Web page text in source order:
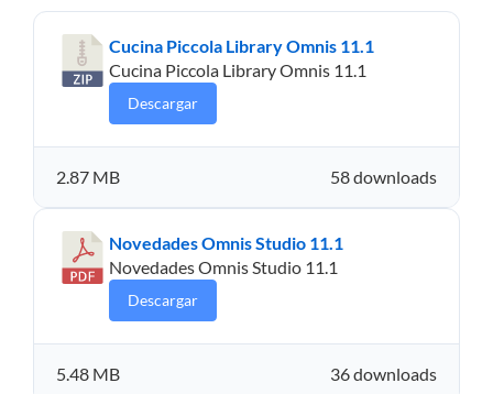
Cucina Piccola Library Omnis 11.1
Cucina Piccola Library Omnis 11.1
Descargar
58 downloads
2.87 MB
Novedades Omnis Studio 11.1
Novedades Omnis Studio 11.1
Descargar
36 downloads
5.48 MB